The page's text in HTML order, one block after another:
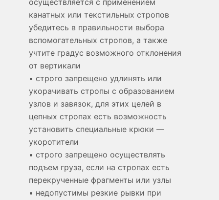
осуществляется с применением
канатных или текстильных стропов
убедитесь в правильности выбора
вспомогательных стропов, а также
учтите градус возможного отклонения
от вертикали
• строго запрещено удлинять или
укорачивать стропы с образованием
узлов и завязок, для этих целей в
цепных стропах есть возможность
установить специальные крюки —
укоротители
• строго запрещено осуществлять
подъем груза, если на стропах есть
перекрученные фрагменты или узлы
• недопустимы резкие рывки при